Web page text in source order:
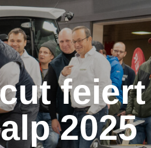
feiert
2025